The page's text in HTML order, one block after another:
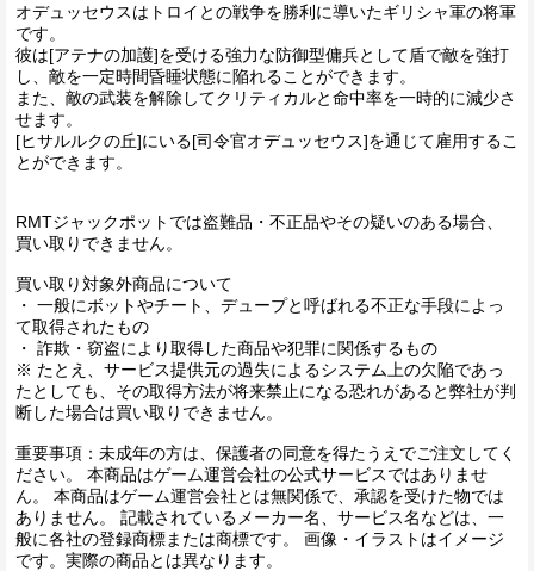
オデュッセウスはトロイとの戦争を勝利に導いたギリシャ軍の将軍
です。
彼は[アテナの加護]を受ける強力な防御型傭兵として盾で敵を強打
し、敵を一定時間昏睡状態に陥れることができます。
また、敵の武装を解除してクリティカルと命中率を一時的に減少さ
せます。
[ヒサルルクの丘]にいる[司令官オデュッセウス]を通じて雇用するこ
とができます。
RMTジャックポットでは盗難品・不正品やその疑いのある場合、
買い取りできません。
買い取り対象外商品について
・ 一般にボットやチート、デュープと呼ばれる不正な手段によっ
て取得されたもの
・ 詐欺・窃盗により取得した商品や犯罪に関係するもの
※ たとえ、サービス提供元の過失によるシステム上の欠陥であっ
たとしても、その取得方法が将来禁止になる恐れがあると弊社が判
断した場合は買い取りできません。
重要事項：未成年の方は、保護者の同意を得たうえでご注文してく
ださい。 本商品はゲーム運営会社の公式サービスではありませ
ん。 本商品はゲーム運営会社とは無関係で、承認を受けた物では
ありません。 記載されているメーカー名、サービス名などは、一
般に各社の登録商標または商標です。 画像・イラストはイメージ
です。実際の商品とは異なります。